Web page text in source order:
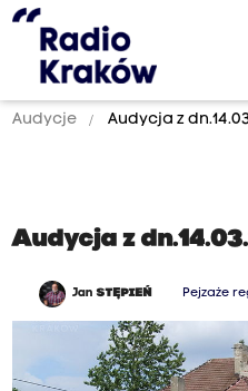
Audycje Audycja z
Audycja z
JanSTĘPIEŃ Pejzaże